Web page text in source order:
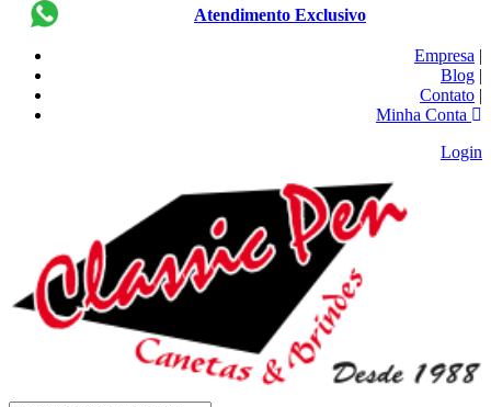
Atendimento Exclusivo
Empresa |
Blog |
Contato |
Minha Conta
Login